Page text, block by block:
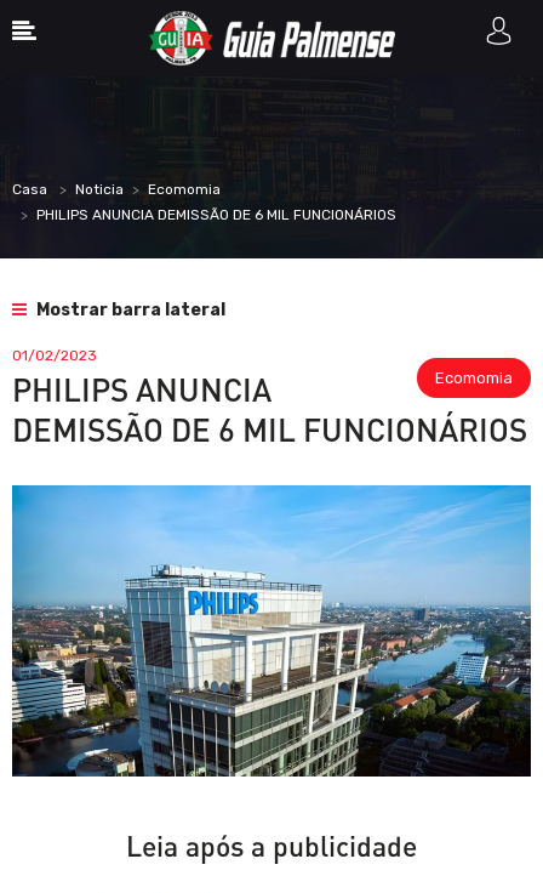
Casa Noticia
Ecomomia
PHILIPS ANUNCIA DEMISSÃO DE 6 MIL FUNCIONÁRIOS
Mostrar barra lateral
Ecomomia
01/02/2023
PHILIPS ANUNCIA
DEMISSÃO DE 6 MIL FUNCIONÁRIOS
Leia após a publicidade